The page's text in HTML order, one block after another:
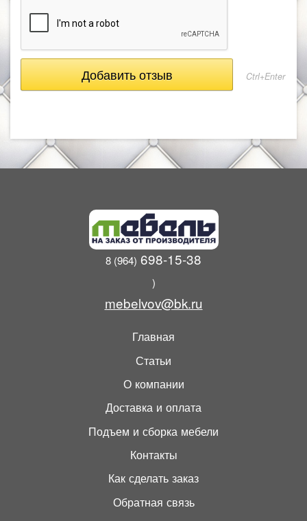
Ctrl+Enter
8 (964) 698-15-38
)
mebelvov@bk.ru
Главная
Статьи
О компании
Доставка и оплата
Подъем и сборка мебели
Контакты
Как сделать заказ
Обратная связь